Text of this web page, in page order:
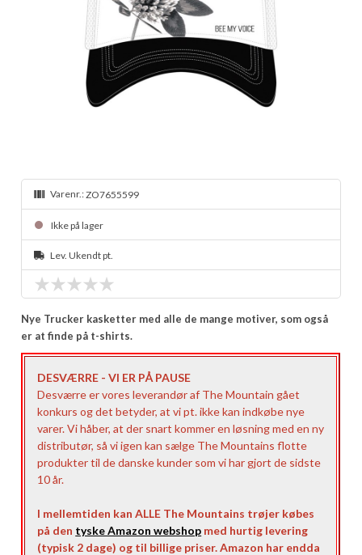
Varenr.:ZO7655599
Ikke på lager
Lev. Ukendt pt.
Nye Trucker kasketter med alle de mange motiver, som også
er at finde på t-shirts.
DESVÆRRE - VI ER PÅ PAUSE
Desværre er vores leverandør af The Mountain gået
konkurs og det betyder, at vi pt. ikke kan indkøbe nye
varer. Vi håber, at der snart kommer en løsning med en ny
distributør, så vi igen kan sælge The Mountains flotte
produkter til de danske kunder som vi har gjort de sidste
10 år.
I mellemtiden kan ALLE The Mountains trøjer købes
på den tyske Amazon webshop med hurtig levering
(typisk 2 dage) og til billige priser. Amazon har endda